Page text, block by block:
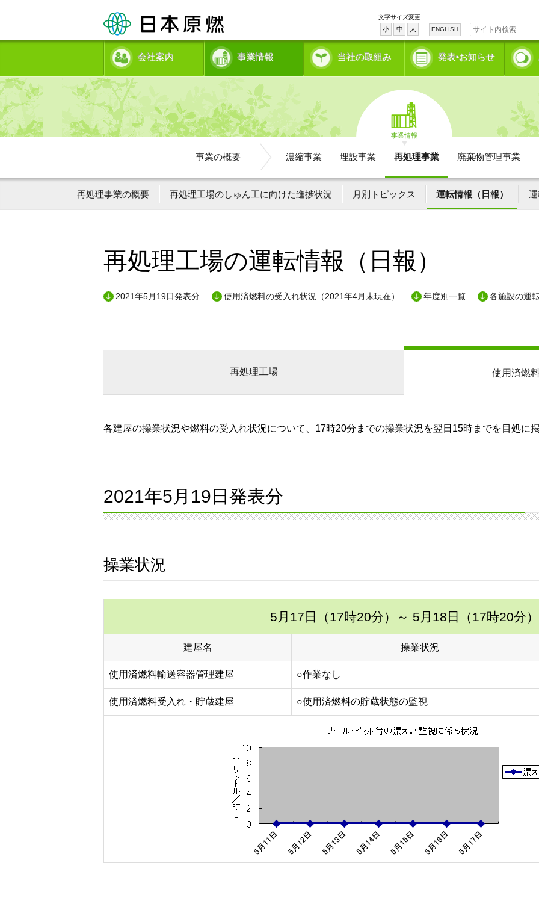
文字サイズ変更
小 中 大 ENGLISH
会社案内 事業情報 当社の取組み 発表•お知らせ
事業情報
事業の概要 濃縮事業 埋設事業 再処理事業 廃棄物管理事業
再処理事業の概要 再処理工場のしゅん工に向けた進捗状況 月別トピックス 運転情報（日報）
再処理工場の運転情報（日報）
2021年5月19日発表分 使用済燃料の受入れ状況（2021年4月末現在） 年度別一覧 各施設の運
再処理工場 使用済燃
各建屋の操業状況や燃料の受入れ状況について、17時20分までの操業状況を翌日15時までを目処に
2021年5月19日発表分
操業状況
5月17日（17時20分） ～ 5月18日（17時20分）
建屋名 操業状況
使用済燃料輸送容器管理建屋 ○作業なし
使用済燃料受入れ・貯蔵建屋 ○使用済燃料の貯蔵状態の監視